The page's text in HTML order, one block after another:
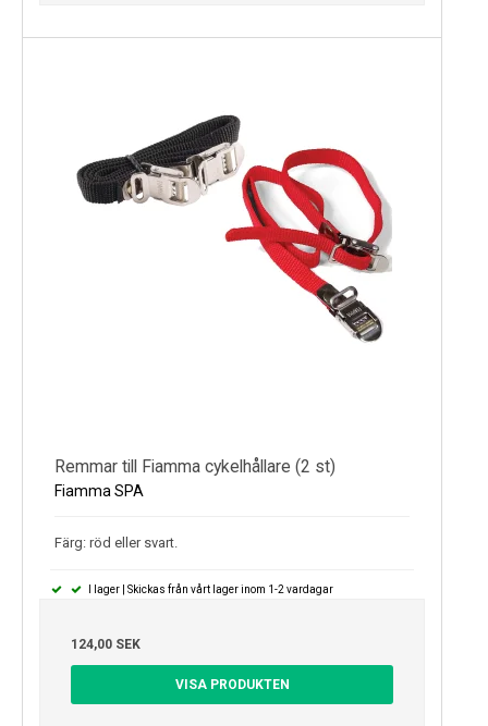
Remmar till Fiamma cykelhållare (2 st)
Fiamma SPA
Färg: röd eller svart.
I lager | Skickas från vårt lager inom 1-2 vardagar
124,00 SEK
VISA PRODUKTEN